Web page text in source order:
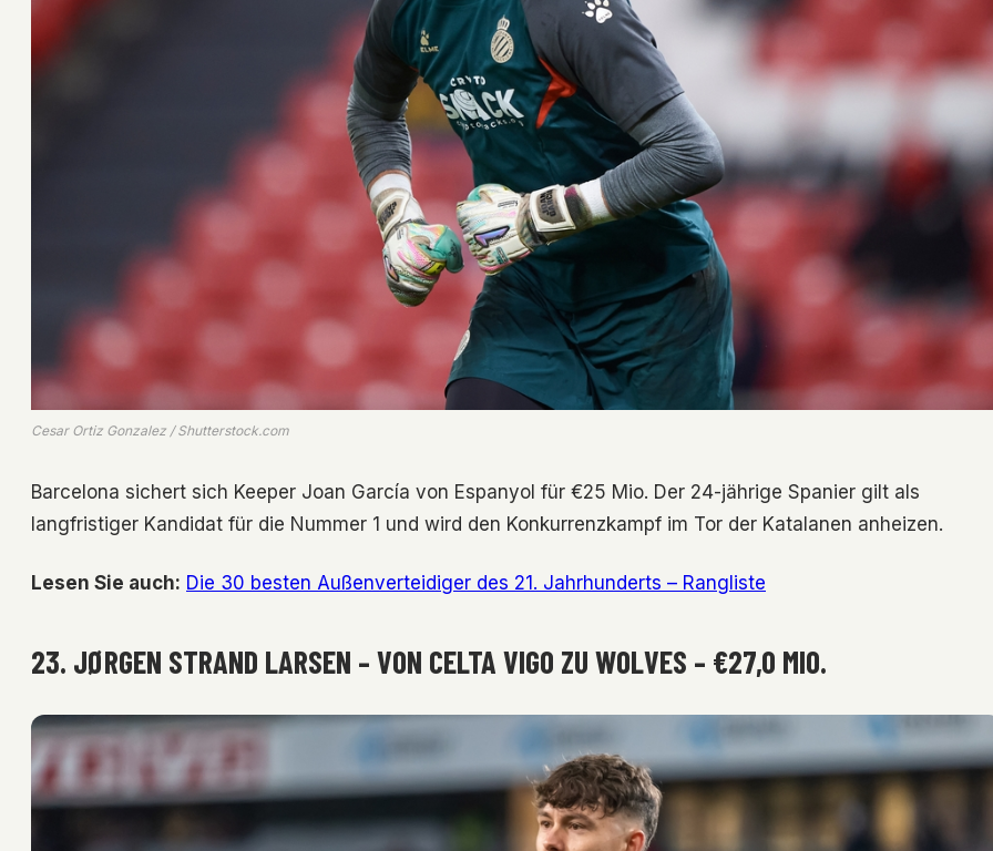
Cesar Ortiz Gonzalez / Shutterstock.com
Barcelona sichert sich Keeper Joan García von Espanyol für €25 Mio. Der 24-jährige Spanier gilt als
langfristiger Kandidat für die Nummer 1 und wird den Konkurrenzkampf im Tor der Katalanen anheizen.
Lesen Sie auch: Die 30 besten Außenverteidiger des 21. Jahrhunderts – Rangliste
23. JØRGEN STRAND LARSEN – VON CELTA VIGO ZU WOLVES – €27,0 MIO.